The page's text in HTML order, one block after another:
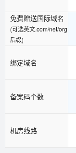
免费赠送国际域名
(可选英文.com/net/org
后缀)
绑定域名
备案码个数
机房线路